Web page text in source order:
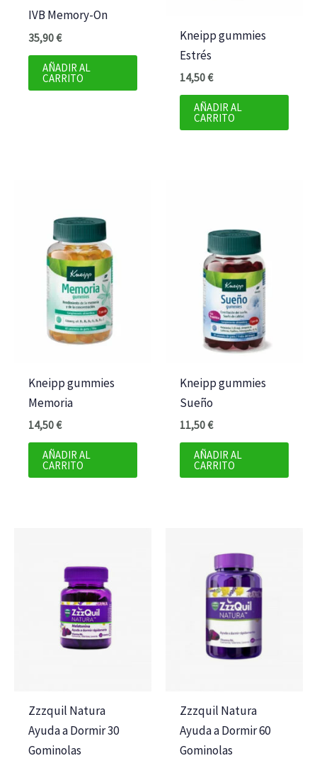
IVB Memory-On
35,90€
AÑADIR AL
CARRITO
Kneipp gummies
Estrés
14,50€
AÑADIR AL
CARRITO
Kneipp gummies
Memoria
14,50€
AÑADIR AL
CARRITO
Kneipp gummies
Sueño
11,50€
AÑADIR AL
CARRITO
Zzzquil Natura
Ayuda a Dormir 30
Gominolas
Zzzquil Natura
Ayuda a Dormir 60
Gominolas